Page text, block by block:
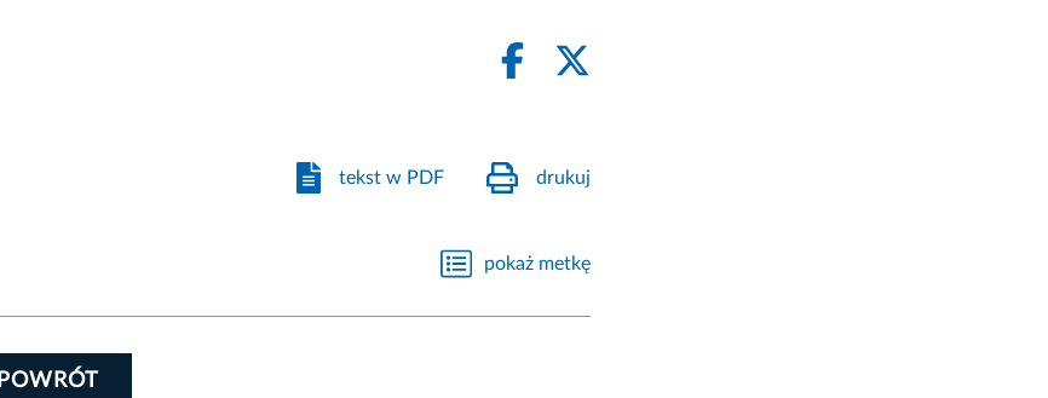
tekst w PDF drukuj
pokaż metkę
POWRÓT